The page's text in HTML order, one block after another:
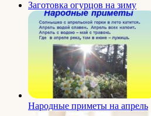
Заготовка огурцов на зиму
Народные приметы на апрель